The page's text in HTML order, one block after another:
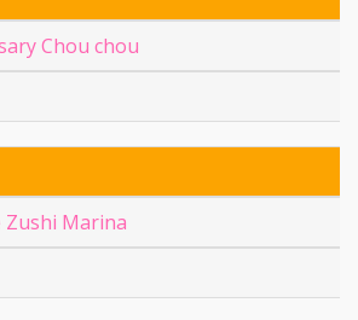
Chou chou️
Zushi Marina